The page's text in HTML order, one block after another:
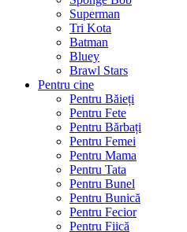
Superman
Tri Kota
Batman
Bluey
Brawl Stars
Pentru cine
Pentru Băieți
Pentru Fete
Pentru Bărbați
Pentru Femei
Pentru Mama
Pentru Tata
Pentru Bunel
Pentru Bunică
Pentru Fecior
Pentru Fiică